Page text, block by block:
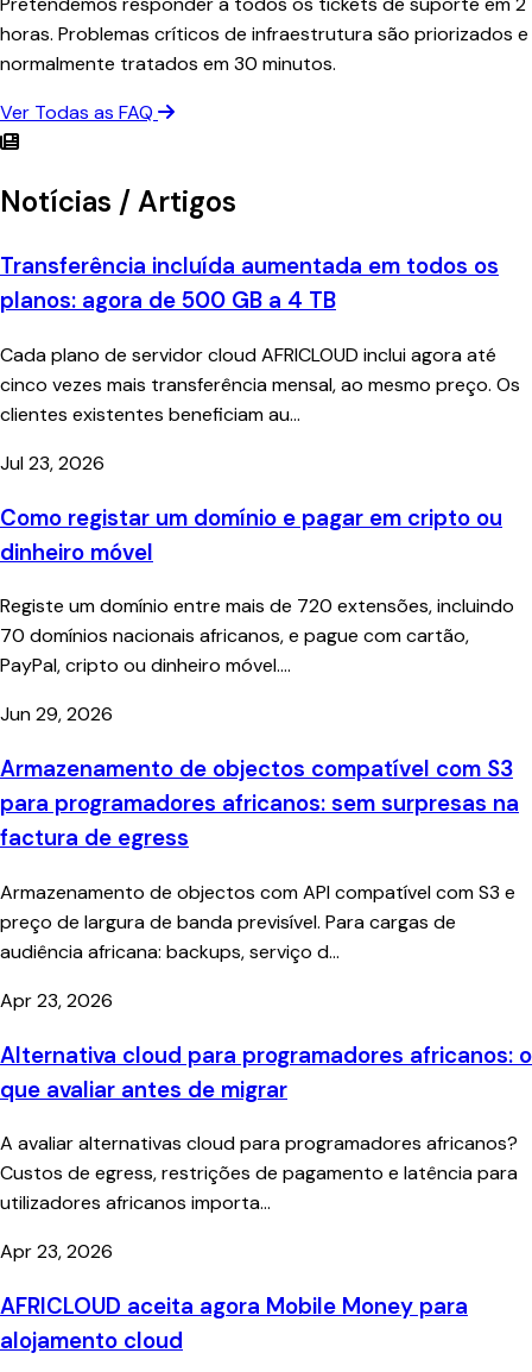
horas. Problemas críticos de infraestrutura são priorizados e
normalmente tratados em 30 minutos.
Ver Todas as FAQ
Notícias / Artigos
Transferência incluída aumentada em todos os
planos: agora de 500 GB a 4 TB
Cada plano de servidor cloud AFRICLOUD inclui agora até
cinco vezes mais transferência mensal, ao mesmo preço. Os
clientes existentes beneficiam au...
Jul 23, 2026
Como registar um domínio e pagar em cripto ou
dinheiro móvel
Registe um domínio entre mais de 720 extensões, incluindo
70 domínios nacionais africanos, e pague com cartão,
PayPal, cripto ou dinheiro móvel....
Jun 29, 2026
Armazenamento de objectos compatível com S3
para programadores africanos: sem surpresas na
factura de egress
Armazenamento de objectos com API compatível com S3 e
preço de largura de banda previsível. Para cargas de
audiência africana: backups, serviço d...
Apr 23, 2026
Alternativa cloud para programadores africanos: o
que avaliar antes de migrar
A avaliar alternativas cloud para programadores africanos?
Custos de egress, restrições de pagamento e latência para
utilizadores africanos importa...
Apr 23, 2026
AFRICLOUD aceita agora Mobile Money para
alojamento cloud